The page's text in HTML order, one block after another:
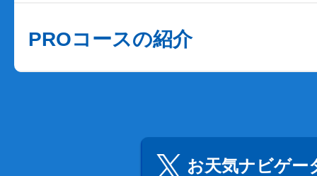
PROコースの紹介
お天気ナビゲー